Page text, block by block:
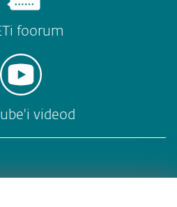
foorum
videod